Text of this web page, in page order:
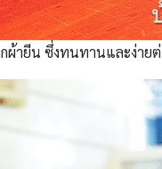
ผ้ายีน ซึ่งทนทานและง่า